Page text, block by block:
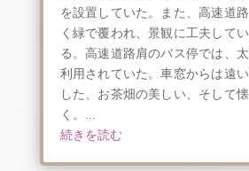
を設置していた。また、高速道
く緑で覆われ、景観に工夫して
る。高速道路肩のバス停では、
利用されていた。車窓からは遠
した、お茶畑の美しい、そして
く。...
続きを読む